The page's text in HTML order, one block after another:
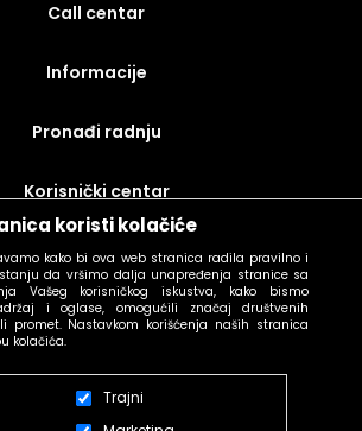
koristi kolačiće
kako bi ova web stranica radila pravilno i
da vršimo dalja unapređenja stranice sa
Vašeg korisničkog iskustva, kako bismo
i oglase, omogućili značaj društvenih
promet. Nastavkom korišćenja naših stranica
kolačića.
Trajni
call centar
Informacije
Pronađi radnju
korisnički centar
uslovi prodaje